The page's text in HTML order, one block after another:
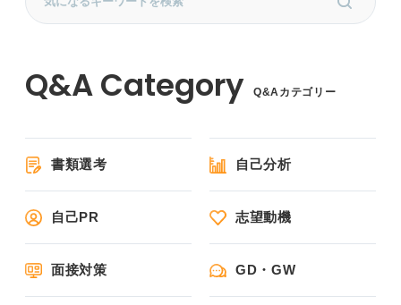
Q&Aカテゴリー
書類選考 自己分析
自己PR 志望動機
面接対策 GD・GW